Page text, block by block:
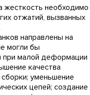
жесткость необходимо
отжатий, вызванных
направлены на
могли бы
при малой деформации
качества
уменьшение
цепей; создание